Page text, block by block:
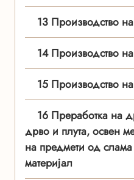
13 Производство на
14 Производство
15 Производство
16 Преработка на
дрво и плута, освен
на предмети од слама
материјал